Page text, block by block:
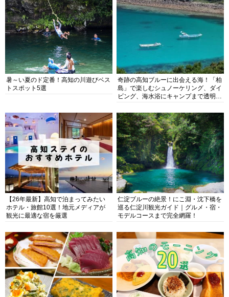
暑～い夏のド定番！高知の川遊びベス
トスポット5選
奇跡の高知ブルーに出会える海！「柏
島」で楽しむシュノーケリング、ダイ
ビング、海水浴にキャンプまで透明度
【26年最新】高知で泊まってみたい
ホテル・旅館10選！地元メディアが
観光に最適な宿を厳選
仁淀ブルーの絶景！にこ淵・沈下橋を
巡る仁淀川観光ガイド｜グルメ・宿・
モデルコースまで完全網羅！